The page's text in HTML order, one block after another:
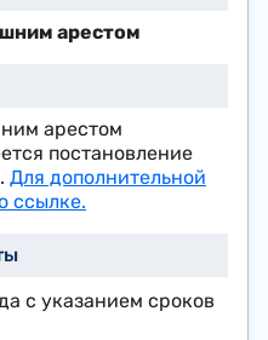
арестом
арестом
постановление
Для дополнительной
ссылке.
с указанием сроков